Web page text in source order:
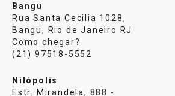
Bangu
Rua Santa Cecilia 1028,
Bangu, Rio de Janeiro RJ
Como chegar?
(21) 97518-5552
Nilópolis
Estr. Mirandela, 888 -